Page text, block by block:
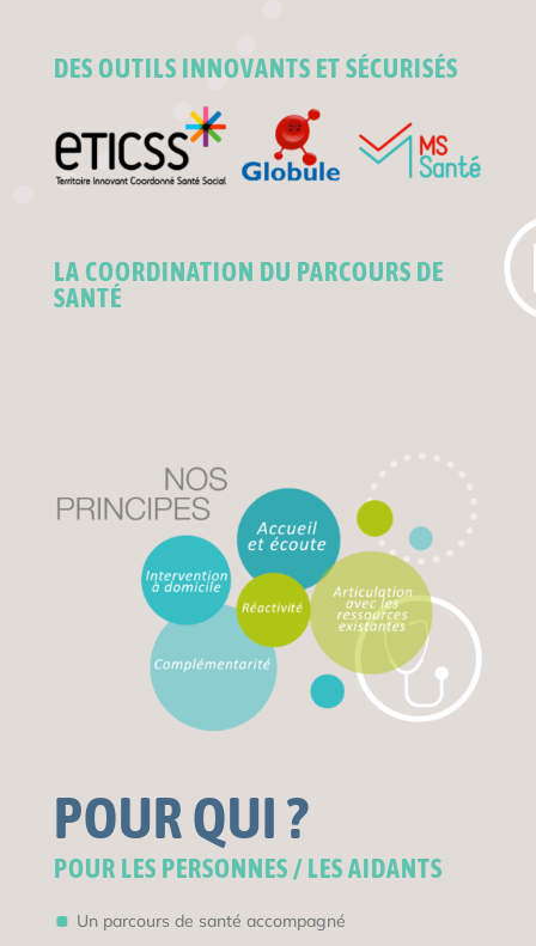
DES OUTILS INNOVANTS ET SÉCURISÉS
LA COORDINATION DU PARCOURS DE
SANTÉ
POUR QUI ?
POUR LES PERSONNES / LES AIDANTS
Un parcours de santé accompagné